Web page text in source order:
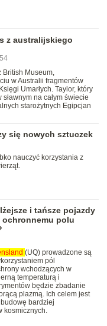
z australijskiego
British Museum,
w Australii fragmentów
Umarłych. Taylor, który
na całym świecie
starożytnych Egipcjan
się nowych sztuczek
nauczyć korzystania z
i tańsze pojazdy
ochronnemu polu
(UQ) prowadzone są
pól
wchodzących w
temperaturą i
będzie zbadanie
plazmą. Ich celem jest
bardziej
kosmicznych.